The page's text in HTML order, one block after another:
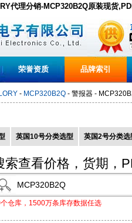
代理分销-MCP320B2Q原装现货
荣誉资质 品牌索引
- MCP320B2Q - 警报器 -
英国10号分类选型 英国2号分类选
索查看价格，货期，
仓库，1500万条库存数据任选